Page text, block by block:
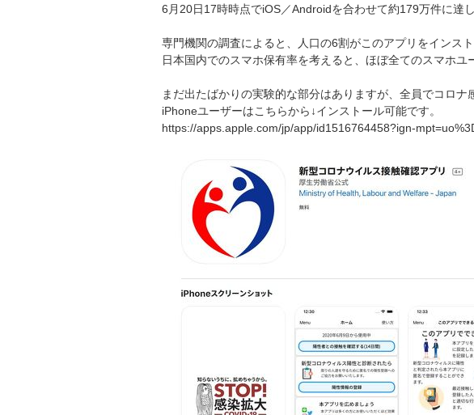
6月20日17時時点でiOS／Androidを合わせて約179万件に達
専門機関の調査によると、人口の6割がこのアプリをインス
日本国内でのスマホ保有率を考えると、ほぼ全てのスマホユ
まだ出たばかりの実験的な部分はありますが、全員でコロナ
iPhoneユーザーはこちらから↓インストール可能です。
https://apps.apple.com/jp/app/id1516764458?ign-